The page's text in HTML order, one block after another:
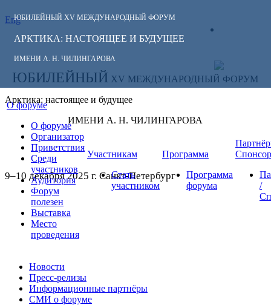
ЮБИЛЕЙНЫЙ XV МЕЖДУНАРОДНЫЙ ФОРУМ
АРКТИКА: НАСТОЯЩЕЕ И БУДУЩЕЕ
ИМЕНИ А. Н. ЧИЛИНГАРОВА
Eng
СЛЕДИТЕ ЗА
НОВОСТЯМИ
ФОРУМА:
ЮБИЛЕЙНЫЙ XV МЕЖДУНАРОДНЫЙ ФОРУМ
Арктика: настоящее и будущее
ИМЕНИ А. Н. ЧИЛИНГАРОВА
9–10 декабря 2025 г. Санкт-Петербург
О форуме
О форуме
Организатор
Приветствия
Среди
участников
Аудитория
Форум
полезен
Выставка
Место
проведения
Участникам
Стать
участником
Программа
Программа
форума
/
Новости
Пресс-релизы
Информационные партнёры
СМИ о форуме